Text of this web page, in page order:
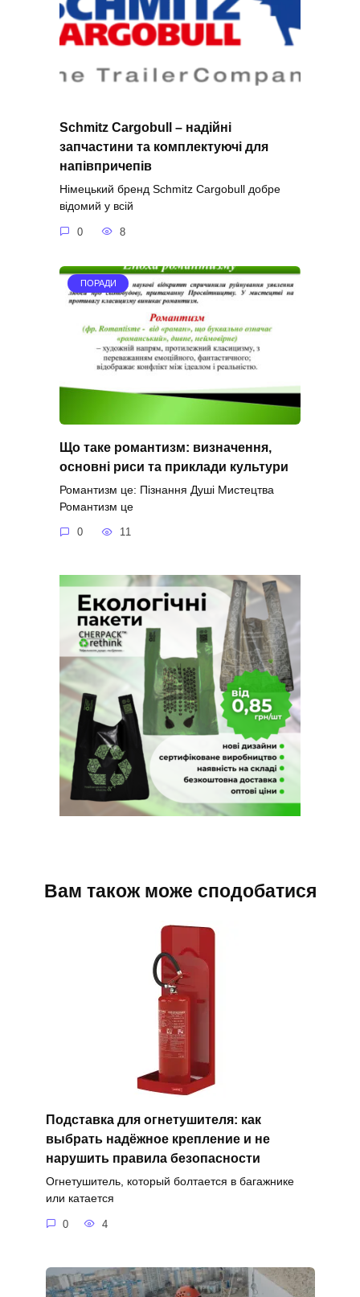
Schmitz Cargobull – надійні
запчастини та комплектуючі для
напівпричепів
Німецький бренд Schmitz Cargobull добре
відомий у всій
0 8
ПОРАДИ
Що таке романтизм: визначення,
основні риси та приклади культури
Романтизм це: Пізнання Душі Мистецтва
Романтизм це
0 11
Вам також може сподобатися
Подставка для огнетушителя: как
выбрать надёжное крепление и не
нарушить правила безопасности
Огнетушитель, который болтается в багажнике
или катается
0 4